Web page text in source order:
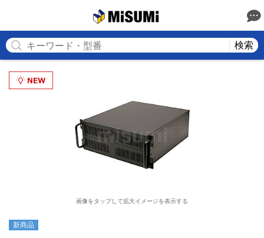
検索
画像をタップして拡大イメージを表示する
新商品